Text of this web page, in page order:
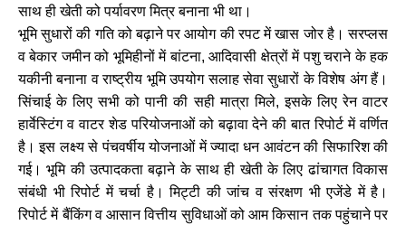
साथ ही खेती को पर्यावरण मित्र बनाना भी था।
भूमि सुधारों की गति को बढ़ाने पर आयोग की रपट में खास जोर है। सरप्लस
व बेकार जमीन को भूमिहीनों में बांटना,आदिवासी क्षेत्रों में पशु चराने के हक
यकीनी बनाना व राष्ट्रीय भूमि उपयोग सलाह सेवा सुधारों के विशेष अंग हैं।
सिंचाई के लिए सभी को पानी की सही मात्रा मिले,इसके लिए रेन वाटर
हार्वेस्टिंग व वाटर शेड परियोजनाओं को बढ़ावा देने की बात रिपोर्ट में वर्णित
है। इस लक्ष्य से पंचवर्षीय योजनाओं में ज्यादा धन आवंटन की सिफारिश की
गई। भूमि की उत्पादकता बढ़ाने के साथ ही खेती के लिए ढांचागत विकास
संबंधी भी रिपोर्ट में चर्चा है। मिट्टी की जांच व संरक्षण भी एजेंडे में है।
रिपोर्ट में बैंकिंग व आसान वित्तीय सुविधाओं को आम किसान तक पहुंचाने पर